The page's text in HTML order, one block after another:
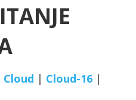
Cloud | Cloud-16|